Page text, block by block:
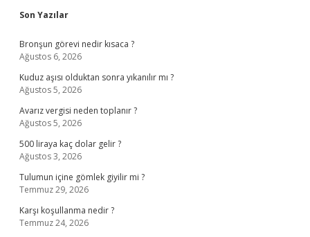
Sidebar
Son Yazılar
Bronşun görevi nedir kısaca ?
Ağustos 6, 2026
Kuduz aşısı olduktan sonra yıkanılır mı ?
Ağustos 5, 2026
Avarız vergisi neden toplanır ?
Ağustos 5, 2026
500 liraya kaç dolar gelir ?
Ağustos 3, 2026
Tulumun içine gömlek giyilir mi ?
Temmuz 29, 2026
Karşı koşullanma nedir ?
Temmuz 24, 2026